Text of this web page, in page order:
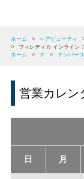
ホーム > ヘアビューティ
>
フィレディカ インライン
ホーム
> ナ > ナンバー
営業カレン
日 月